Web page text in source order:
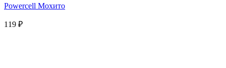
Powercell Мохито
119 ₽